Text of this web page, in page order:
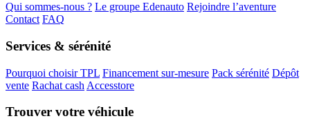
Qui sommes-nous ? Le groupe Edenauto Rejoindre l’aventure
Contact FAQ
Services & sérénité
Pourquoi choisir TPL Financement sur-mesure Pack sérénité Dépôt
vente Rachat cash Accesstore
Trouver votre véhicule